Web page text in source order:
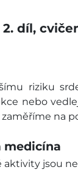
díl,
riziku
nebo
na
medicína
aktivity jsou